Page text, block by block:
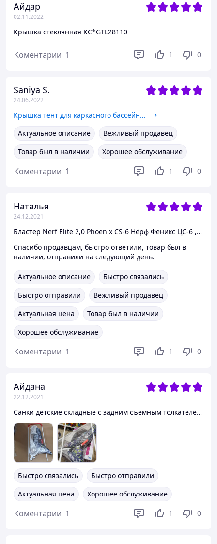
Айдар
02.11.2022
Крышка стеклянная КС*GTL28110
Коментарии 1 1 0
Saniya S.
24.06.2022
Крышка тент для каркасного бассейна 366 см, BestWay 58037
Актуальное описание
Вежливый продавец
Товар был в наличии
Хорошее обслуживание
Коментарии 1 1 0
Наталья
24.12.2021
Бластер Nerf Elite 2,0 Phoenix CS-6 Нёрф Феникс ЦС-6 , E9961
Спасибо продавцам, быстро ответили, товар был в
наличии, отправили на следующий день.
Актуальное описание
Быстро связались
Быстро отправили
Вежливый продавец
Актуальная цена
Товар был в наличии
Хорошее обслуживание
Коментарии 1 1 0
Айдана
22.12.2021
Санки детские складные с задним съемным толкателем, на колёсах, с карманом СДС.09-01 ( от 1 года )
Быстро связались
Быстро отправили
Актуальная цена
Хорошее обслуживание
Коментарии 1 1 0